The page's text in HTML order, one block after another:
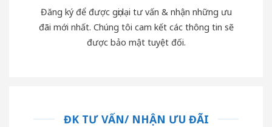
Đăng ký để được gọi lại tư vấn & nhận những ưu
đãi mới nhất. Chúng tôi cam kết các thông tin sẽ
được bảo mật tuyệt đối.
ĐK TƯ VẤN/ NHẬN ƯU ĐÃI